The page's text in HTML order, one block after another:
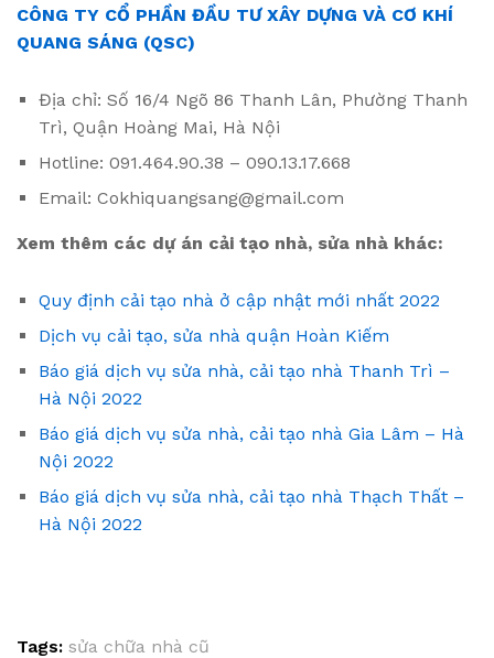
CÔNG TY CỔ PHẦN ĐẦU TƯ XÂY DỰNG VÀ CƠ KHÍ
QUANG SÁNG (QSC)
Địa chỉ: Số 16/4 Ngõ 86 Thanh Lân, Phường Thanh
Trì, Quận Hoàng Mai, Hà Nội
Hotline: 091.464.90.38 – 090.13.17.668
Email: Cokhiquangsang@gmail.com
Xem thêm các dự án cải tạo nhà, sửa nhà khác:
Quy định cải tạo nhà ở cập nhật mới nhất 2022
Dịch vụ cải tạo, sửa nhà quận Hoàn Kiếm
Báo giá dịch vụ sửa nhà, cải tạo nhà Thanh Trì –
Hà Nội 2022
Báo giá dịch vụ sửa nhà, cải tạo nhà Gia Lâm – Hà
Nội 2022
Báo giá dịch vụ sửa nhà, cải tạo nhà Thạch Thất –
Hà Nội 2022
Tags: sửa chữa nhà cũ